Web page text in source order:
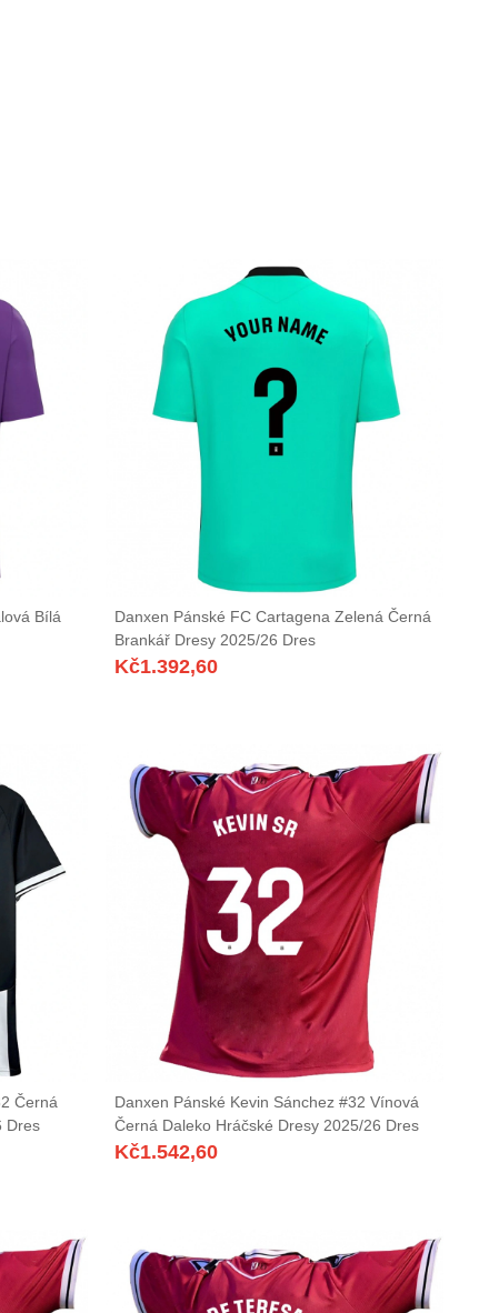
Bílá
Danxen Pánské FC Cartagena Zelená Černá
Brankář Dresy 2025/26 Dres
Kč1.392,60
Černá
Dres
Danxen Pánské Kevin Sánchez #32 Vínová
Černá Daleko Hráčské Dresy 2025/26 Dres
Kč1.542,60